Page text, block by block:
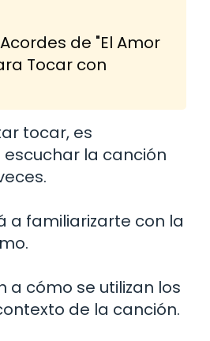
de "El Amor
Tocar con
tocar, es
la canción
a familiarizarte con la
a cómo se utilizan los
de la canción.